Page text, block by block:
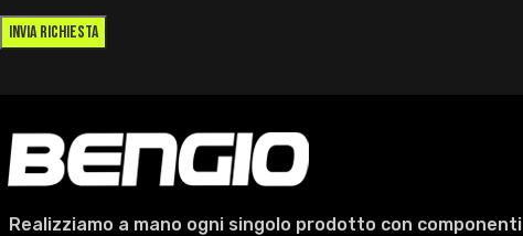
Realizziamo a mano ogni singolo prodotto con